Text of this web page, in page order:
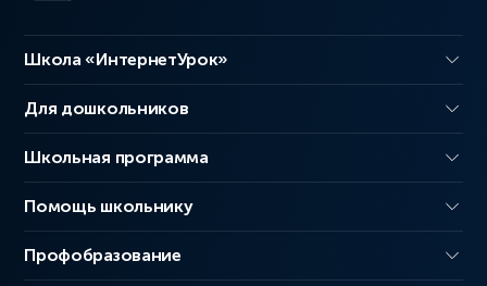
Школа «ИнтернетУрок»
Для дошкольников
Школьная программа
Помощь школьнику
Профобразование